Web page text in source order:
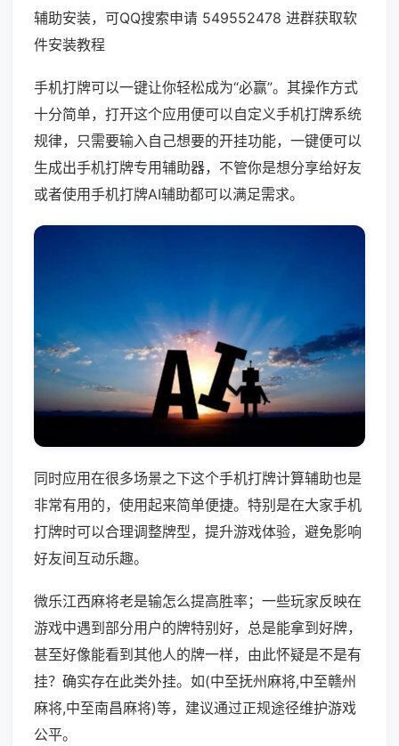
辅助安装，可QQ搜索申请 549552478 进群获取软
件安装教程
手机打牌可以一键让你轻松成为“必赢”。其操作方式
十分简单，打开这个应用便可以自定义手机打牌系统
规律，只需要输入自己想要的开挂功能，一键便可以
生成出手机打牌专用辅助器，不管你是想分享给好友
或者使用手机打牌AI辅助都可以满足需求。
同时应用在很多场景之下这个手机打牌计算辅助也是
非常有用的，使用起来简单便捷。特别是在大家手机
打牌时可以合理调整牌型，提升游戏体验，避免影响
好友间互动乐趣。
微乐江西麻将老是输怎么提高胜率；一些玩家反映在
游戏中遇到部分用户的牌特别好，总是能拿到好牌，
甚至好像能看到其他人的牌一样，由此怀疑是不是有
挂？确实存在此类外挂。如(中至抚州麻将,中至赣州
麻将,中至南昌麻将)等，建议通过正规途径维护游戏
公平。